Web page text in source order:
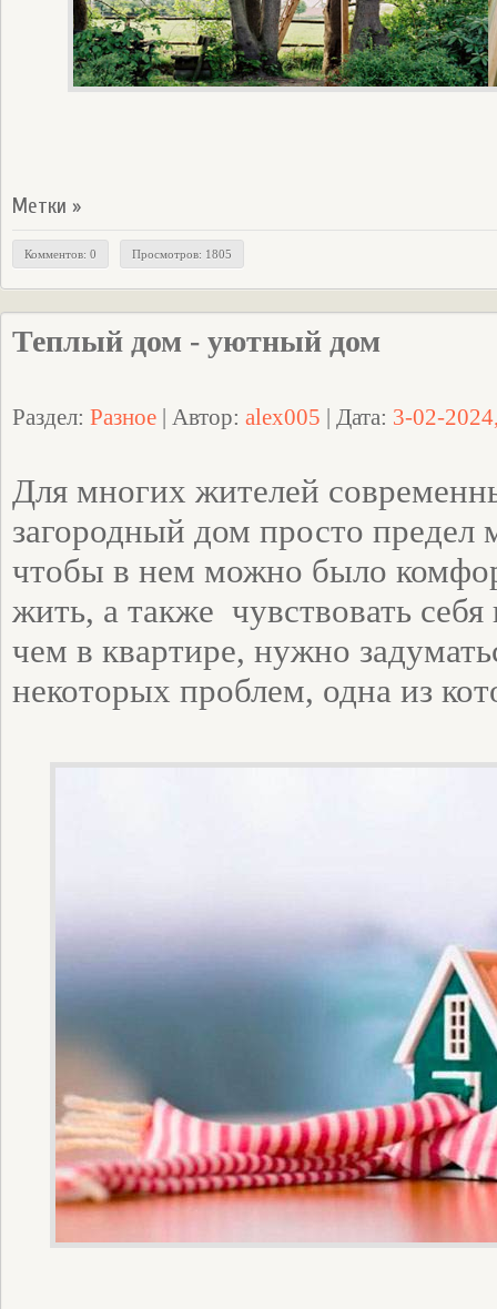
Метки »
Комментов: 0 Просмотров: 1805
Теплый дом - уютный дом
Раздел: Разное | Автор: alex005 | Дата: 3-02-
Для многих жителей
загородный дом просто предел
чтобы в нем можно было
жить, а также чувствовать
чем в квартире, нужно
некоторых проблем, одна из